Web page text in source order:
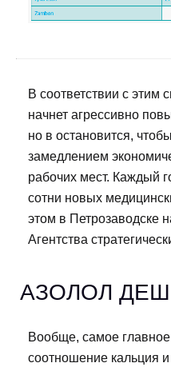
В соответствии с этим
начнет агрессивно
но в остановится,
замедлением
рабочих мест. Каждый
сотни новых
этом в Петрозаводске
Агентства
АЗОЛОЛ
Вообще, самое
соотношение кальция